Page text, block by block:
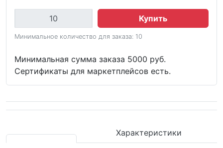
Купить
Минимальное количество для заказа: 10
Минимальная сумма заказа 5000 руб.
Сертификаты для маркетплейсов есть.
Характеристики